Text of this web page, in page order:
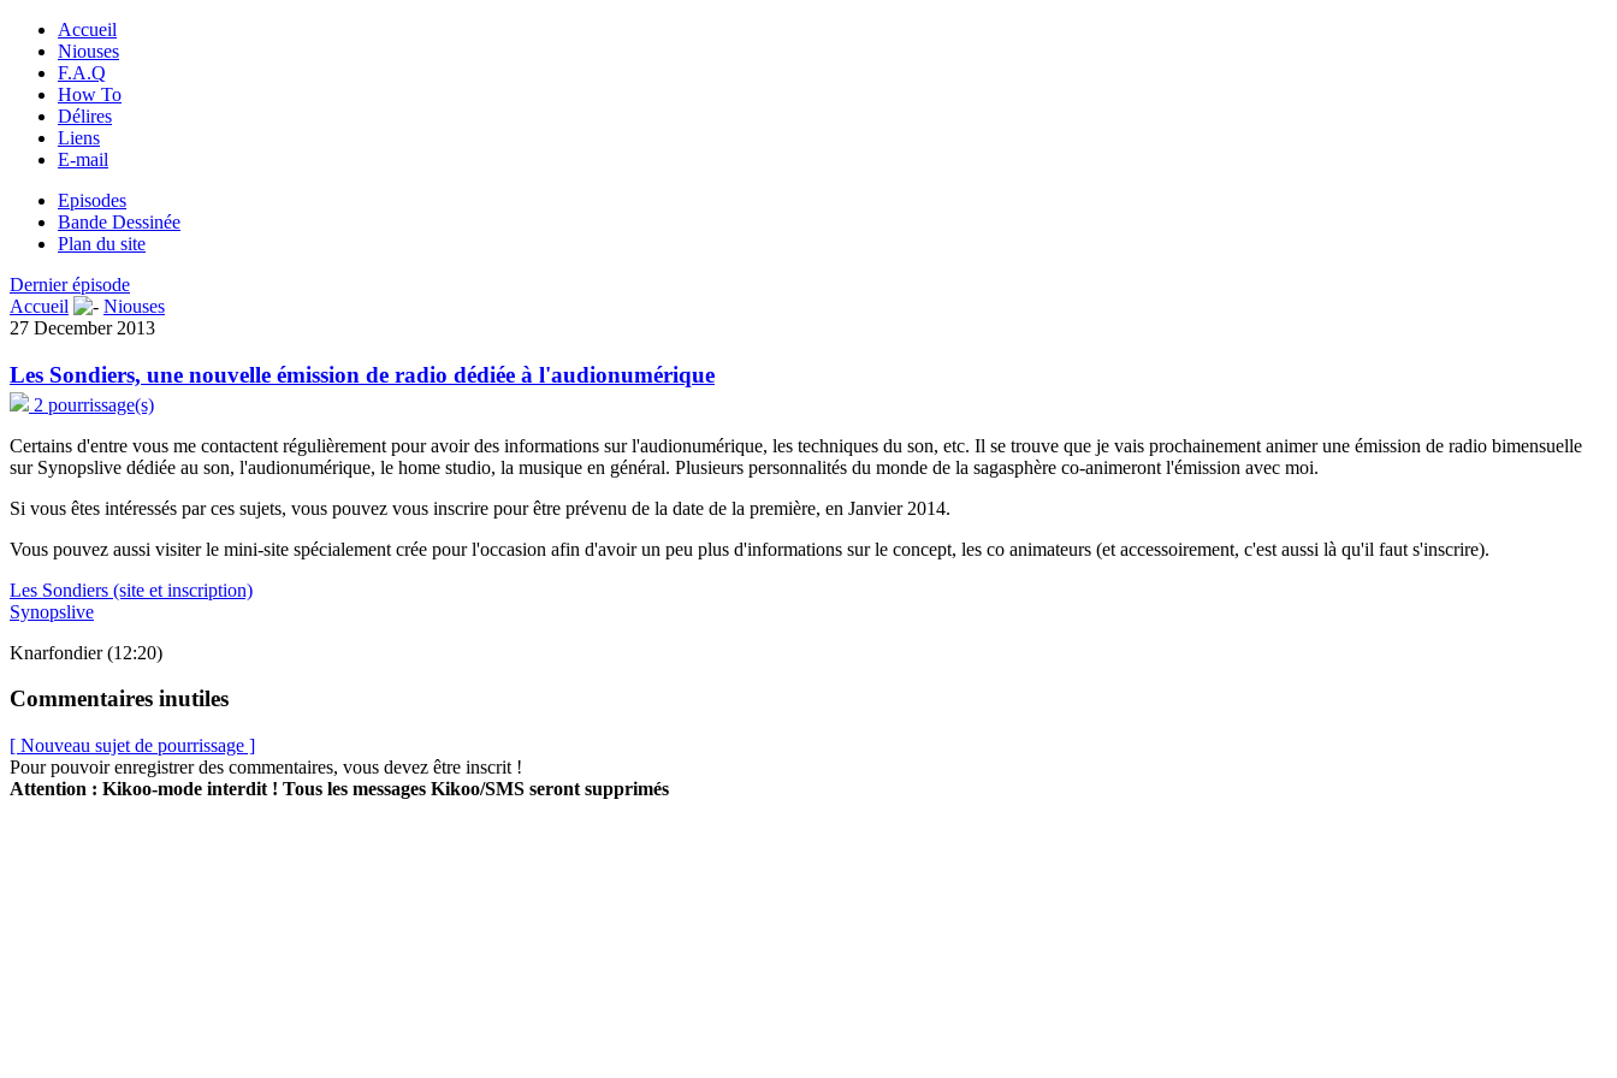
Accueil
Niouses
F.A.Q
How To
Délires
Liens
E-mail
Episodes
Bande Dessinée
Plan du site
Dernier épisode
Accueil
Niouses
27 December 2013
Les Sondiers, une nouvelle émission de radio dédiée à l'audionumérique
2 pourrissage(s)
Certains d'entre vous me contactent régulièrement pour avoir des informations sur l'audionumérique, les techniques du son, etc. Il se trouve que je vais prochainement animer une émission de radio bimensuelle
sur Synopslive dédiée au son, l'audionumérique, le home studio, la musique en général. Plusieurs personnalités du monde de la sagasphère co-animeront l'émission avec moi.
Si vous êtes intéressés par ces sujets, vous pouvez vous inscrire pour être prévenu de la date de la première, en Janvier 2014.
Vous pouvez aussi visiter le mini-site spécialement crée pour l'occasion afin d'avoir un peu plus d'informations sur le concept, les co animateurs (et accessoirement, c'est aussi là qu'il faut s'inscrire).
Les Sondiers (site et inscription)
Synopslive
Knarfondier (12:20)
Commentaires inutiles
[ Nouveau sujet de pourrissage ]
Pour pouvoir enregistrer des commentaires, vous devez être inscrit !
Attention : Kikoo-mode interdit ! Tous les messages Kikoo/SMS seront supprimés